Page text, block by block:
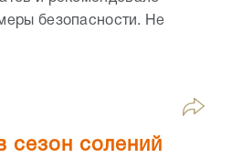
безопасности. Не
сезон солений